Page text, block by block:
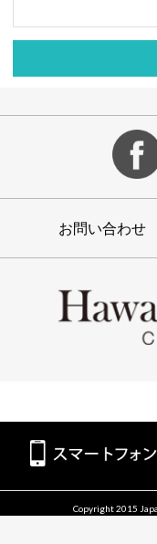
お問い合わせ
Copyright 2015